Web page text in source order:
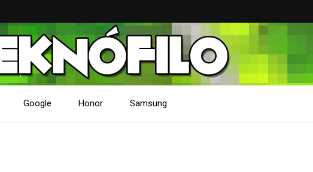
Google Honor Samsung